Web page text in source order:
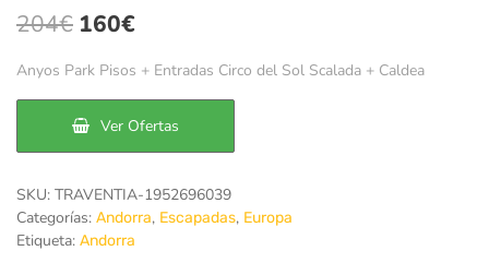
204€ El
precio
era:
204€.
160€
precio
es:
160€.
Anyos Park Pisos + Entradas Circo del Sol Scalada + Caldea
Ver Ofertas
SKU: TRAVENTIA-1952696039
Categorías: Andorra, Escapadas, Europa
Etiqueta: Andorra